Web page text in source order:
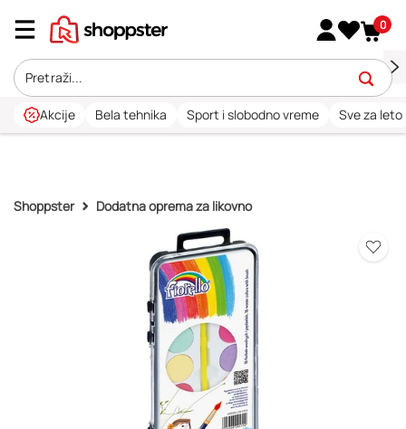
0
Akcije Bela tehnika Sport i slobodno vreme Sve za leto
Shoppster Dodatna oprema za likovno